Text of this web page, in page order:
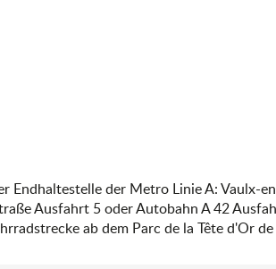
Endhaltestelle der Metro Linie A: Vaulx-
Ausfahrt 5 oder Autobahn A 42
ab dem Parc de la Tête d'Or de